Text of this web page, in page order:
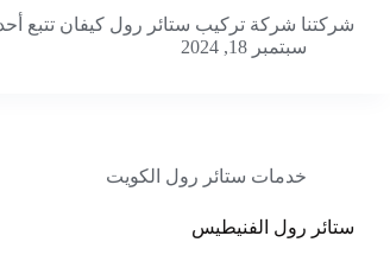
شركتنا شركة تركيب ستائر رول كيفان تتبع
سبتمبر 18, 2024
خدمات ستائر رول الكويت
ستائر رول الفنيطيس